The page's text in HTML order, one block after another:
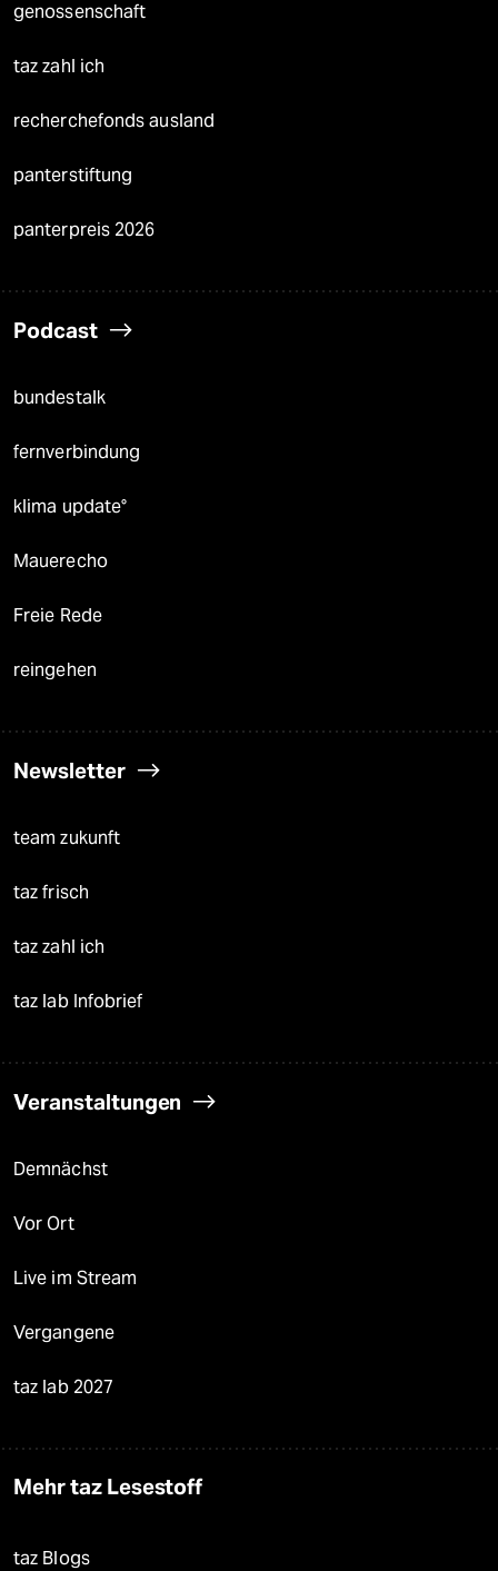
genossenschaft
taz zahl ich
recherchefonds ausland
panterstiftung
panterpreis 2026
Podcast
bundestalk
fernverbindung
klima update°
Mauerecho
Freie Rede
reingehen
Newsletter
team zukunft
taz frisch
taz zahl ich
taz lab Infobrief
Veranstaltungen
Demnächst
Vor Ort
Live im Stream
Vergangene
taz lab 2027
Mehr taz Lesestoff
taz Blogs